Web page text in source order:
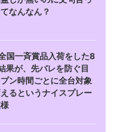
なんなん？
国一斉賞品入荷をした8
果が、先バレを防ぐ目
ン時間ごとに全台対象
るというナイスプレー